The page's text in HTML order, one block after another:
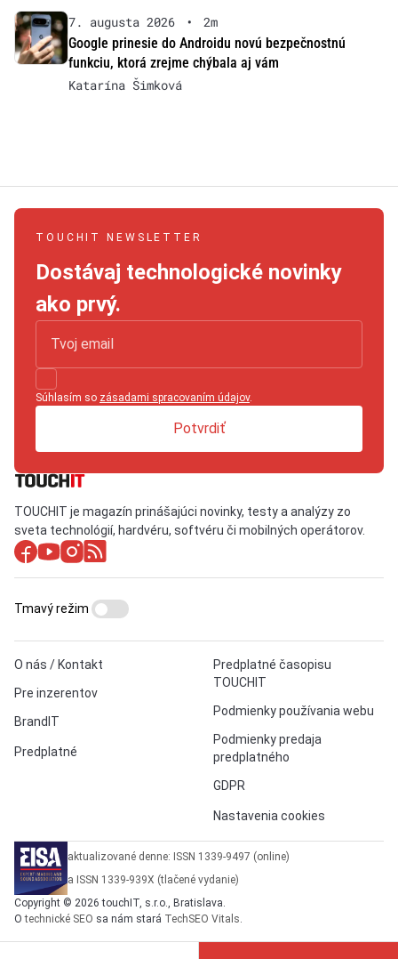
7. augusta 2026 •
2m
Google prinesie do Androidu novú bezpečnostnú
funkciu, ktorá zrejme chýbala aj vám
Katarína Šimková
TOUCHIT NEWSLETTER
Dostávaj technologické novinky
ako prvý.
Súhlasím so zásadami spracovaním údajov.
Potvrdiť
TOUCHIT je magazín prinášajúci novinky, testy a analýzy zo
sveta technológií, hardvéru, softvéru či mobilných operátorov.
O nás / Kontakt
Pre inzerentov
BrandIT
Predplatné
Predplatné časopisu
TOUCHIT
Podmienky používania webu
Podmienky predaja
predplatného
GDPR
Nastavenia cookies
Tmavý režim
aktualizované denne: ISSN 1339-9497 (online)
a ISSN 1339-939X (tlačené vydanie)
Copyright © 2026 touchIT, s.r.o., Bratislava.
Otechnické SEO sa nám stará TechSEO Vitals.